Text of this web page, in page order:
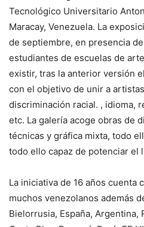
Tecnológico Universitario
Maracay, Venezuela. La
de septiembre, en presencia
estudiantes de escuelas de
existir, tras la anterior versión
con el objetivo de unir a
discriminación racial. , idioma,
etc. La galería acoge obras de
técnicas y gráfica mixta, todo
todo ello capaz de potenciar el
La iniciativa de 16 años cuenta
muchos venezolanos además
Bielorrusia, España, Argentina,